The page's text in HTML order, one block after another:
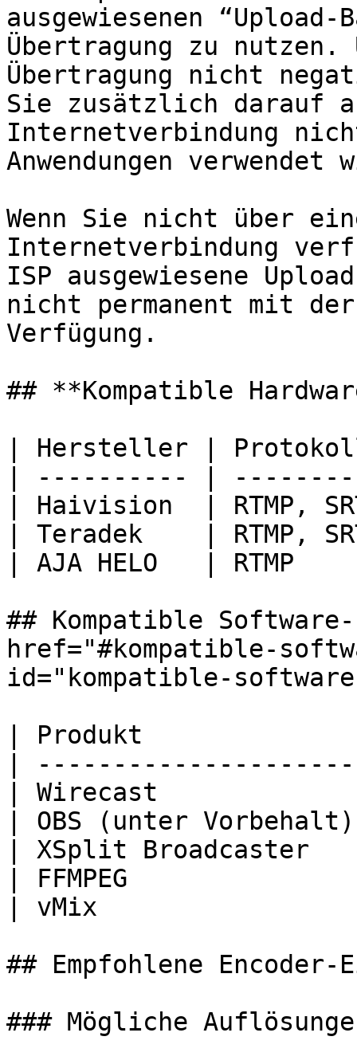
ausgewiesenen
Übertragung zu
Übertragung nicht
Sie zusätzlich darauf
Internetverbindung
Anwendungen
Wenn Sie nicht über
Internetverbindung
ISP ausgewiesene
nicht permanent mit
Verfügung.
## **Kompatible
| Hersteller |
| ---------- |
| Haivision  | RTMP,
| Teradek    | RTMP,
| AJA HELO   | RTMP
## Kompatible Software-
href="#kompatible-
id="kompatible-
| Produkt
|
| Wirecast
| OBS (unter
| XSplit Broadcaster
| FFMPEG
| vMix                  |
## Empfohlene
### Mögliche